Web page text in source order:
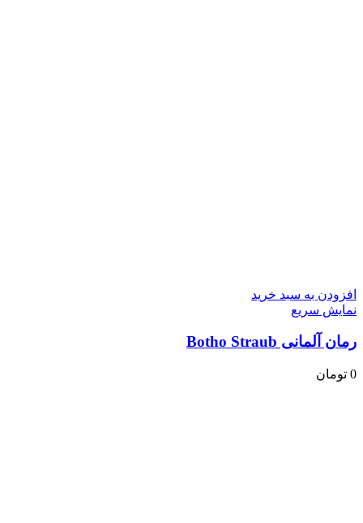
افزودن به سبد خرید
نمایش سریع
رمان آلمانی Botho Straub
0 تومان